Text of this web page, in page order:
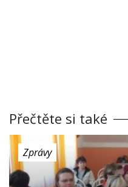
Přečtěte si také
Zprávy